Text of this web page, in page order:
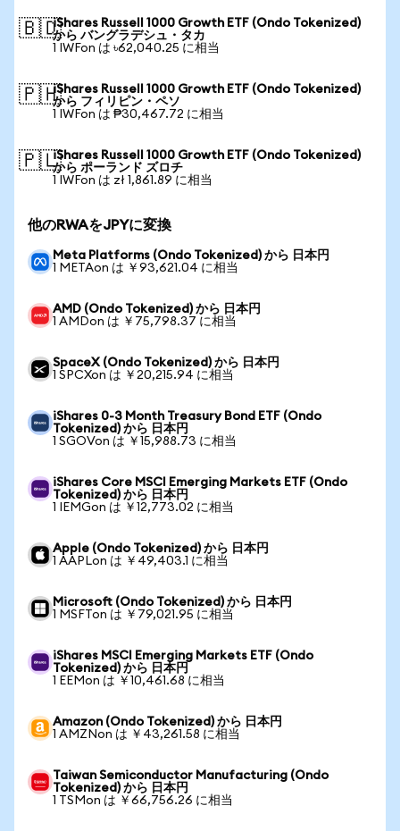
🇧🇩iShares Russell 1000 Growth ETF (Ondo Tokenized)
から バングラデシュ・タカ
1 IWFon は ৳62,040.25 に相当
🇵🇭iShares Russell 1000 Growth ETF (Ondo Tokenized)
から フィリピン・ペソ
1 IWFon は ₱30,467.72 に相当
🇵🇱iShares Russell 1000 Growth ETF (Ondo Tokenized)
から ポーランド ズロチ
1 IWFon は zł 1,861.89 に相当
他のRWAをJPYに変換
Meta Platforms (Ondo Tokenized) から 日本円
1 METAon は ￥93,621.04 に相当
AMD (Ondo Tokenized) から 日本円
1 AMDon は ￥75,798.37 に相当
SpaceX (Ondo Tokenized) から 日本円
1 SPCXon は ￥20,215.94 に相当
iShares 0-3 Month Treasury Bond ETF (Ondo
Tokenized) から 日本円
1 SGOVon は ￥15,988.73 に相当
iShares Core MSCI Emerging Markets ETF (Ondo
Tokenized) から 日本円
1 IEMGon は ￥12,773.02 に相当
Apple (Ondo Tokenized) から 日本円
1 AAPLon は ￥49,403.1 に相当
Microsoft (Ondo Tokenized) から 日本円
1 MSFTon は ￥79,021.95 に相当
iShares MSCI Emerging Markets ETF (Ondo
Tokenized) から 日本円
1 EEMon は ￥10,461.68 に相当
Amazon (Ondo Tokenized) から 日本円
1 AMZNon は ￥43,261.58 に相当
Taiwan Semiconductor Manufacturing (Ondo
Tokenized) から 日本円
1 TSMon は ￥66,756.26 に相当